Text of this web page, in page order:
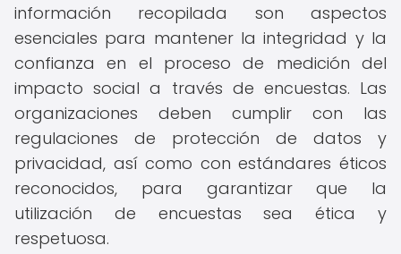
información recopilada son aspectos
esenciales para mantener la integridad y la
confianza en el proceso de medición del
impacto social a través de encuestas. Las
organizaciones deben cumplir con las
regulaciones de protección de datos y
privacidad, así como con estándares éticos
reconocidos, para garantizar que la
utilización de encuestas sea ética y
respetuosa.